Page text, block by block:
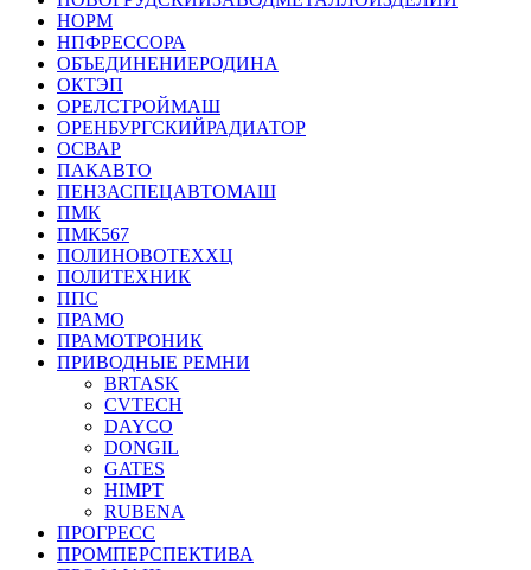
НОРМ
НПФРЕССОРА
ОБЪЕДИНЕНИЕРОДИНА
ОКТЭП
ОРЕЛСТРОЙМАШ
ОРЕНБУРГСКИЙРАДИАТОР
ОСВАР
ПАКАВТО
ПЕНЗАСПЕЦАВТОМАШ
ПМК
ПМК567
ПОЛИНОВОТЕХХЦ
ПОЛИТЕХНИК
ППС
ПРАМО
ПРАМОТРОНИК
ПРИВОДНЫЕ РЕМНИ
BRTASK
CVTECH
DAYCO
DONGIL
GATES
HIMPT
RUBENA
ПРОГРЕСС
ПРОМПЕРСПЕКТИВА